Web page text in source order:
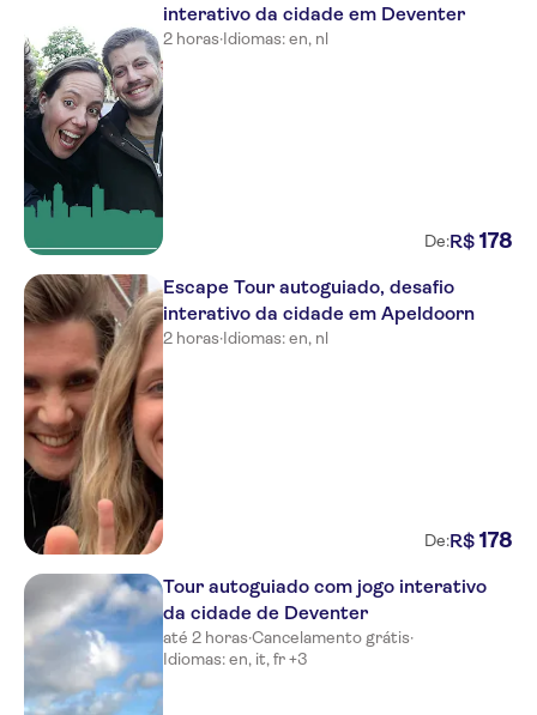
interativo da cidade em Deventer
2 horas·Idiomas: en, nl
De:R$ 178
Escape Tour autoguiado, desafio
interativo da cidade em Apeldoorn
2 horas·Idiomas: en, nl
De:R$ 178
Tour autoguiado com jogo interativo
da cidade de Deventer
até 2 horas·Cancelamento grátis·
Idiomas: en, it, fr +3